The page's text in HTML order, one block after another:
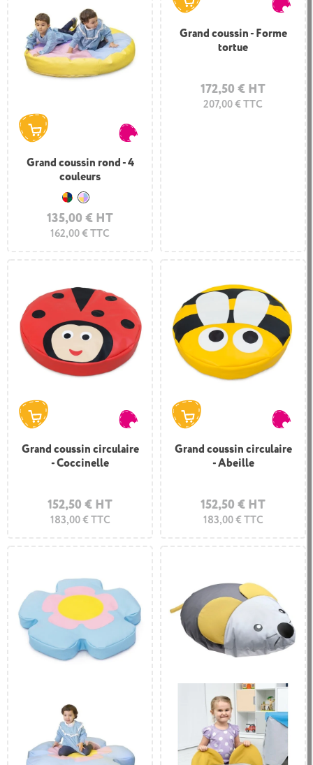
Grand coussin rond - 4
couleurs
135,00 € HT
162,00 € TTC
Jaune - bleu foncé - rouge et vert foncé
Jaune - rose - lilas et bleu clair
Grand coussin - Forme
tortue
172,50 € HT
207,00 € TTC
Grand coussin circulaire
- Coccinelle
152,50 € HT
183,00 € TTC
Grand coussin circulaire
- Abeille
152,50 € HT
183,00 € TTC